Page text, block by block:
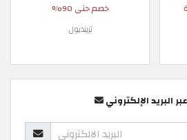
خصم حتى 90%
ترينديول
البريد الإلكتروني